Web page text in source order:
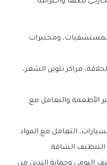
المستشفيات، ومختبرات
مراكز تلوين الشعر،
الأطعمة والتعامل مع
التعامل مع المواد
التنظيف الشاقة.